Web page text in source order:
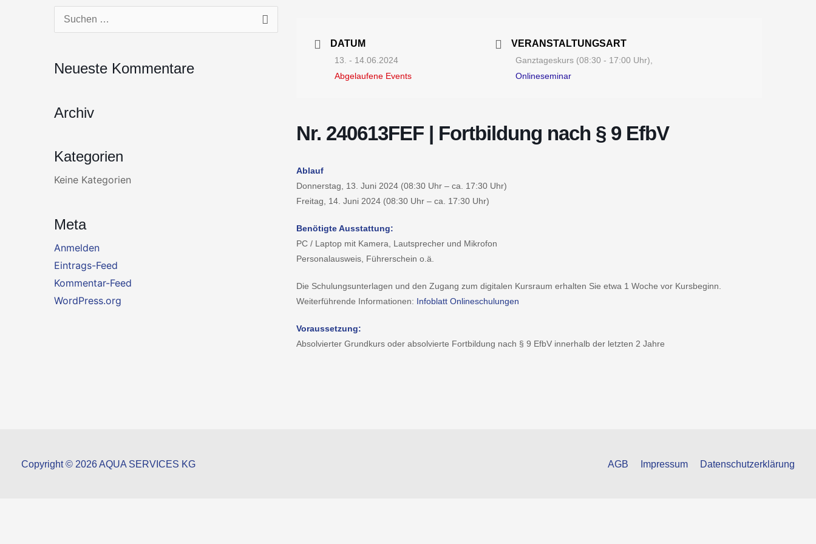
Suchen
Neueste Kommentare
Archiv
Kategorien
Keine Kategorien
Meta
Anmelden
Eintrags-Feed
Kommentar-Feed
WordPress.org
DATUM
13. - 14.06.2024
Abgelaufene Events
VERANSTALTUNGSART
Ganztageskurs (08:30 - 17:00 Uhr),
Onlineseminar
Nr. 240613FEF | Fortbildung nach § 9 EfbV
Ablauf
Donnerstag, 13. Juni 2024 (08:30 Uhr – ca. 17:30 Uhr)
Freitag, 14. Juni 2024 (08:30 Uhr – ca. 17:30 Uhr)
Benötigte Ausstattung:
PC / Laptop mit Kamera, Lautsprecher und Mikrofon
Personalausweis, Führerschein o.ä.
Die Schulungsunterlagen und den Zugang zum digitalen Kursraum erhalten Sie etwa 1 Woche vor Kursbeginn.
Weiterführende Informationen: Infoblatt Onlineschulungen
Voraussetzung:
Absolvierter Grundkurs oder absolvierte Fortbildung nach § 9 EfbV innerhalb der letzten 2 Jahre
Copyright © 2026 AQUA SERVICES KG AGB Impressum Datenschutzerklärung